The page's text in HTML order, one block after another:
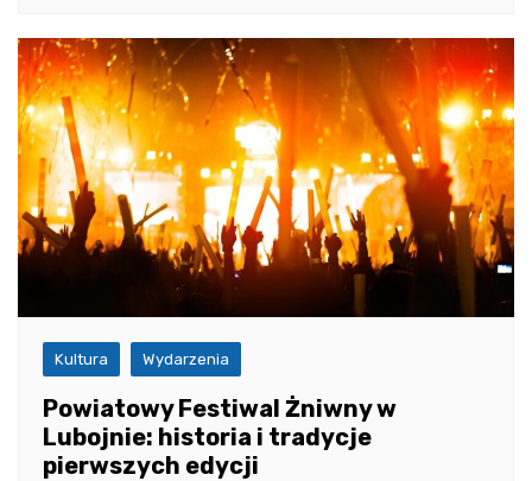
Kultura Wydarzenia
Powiatowy Festiwal Żniwny w
Lubojnie: historia i tradycje
pierwszych edycji